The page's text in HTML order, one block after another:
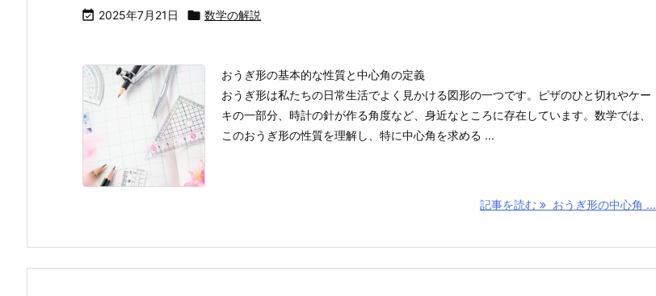
 2025年7月21日  数学の解説
おうぎ形の基本的な性質と中心角の定義
おうぎ形は私たちの日常生活でよく見かける図形の一つです。ピザのひと切れやケー
キの一部分、時計の針が作る角度など、身近なところに存在しています。数学では、
このおうぎ形の性質を理解し、特に中心角を求める ...
記事を読む おうぎ形の中心角 ...